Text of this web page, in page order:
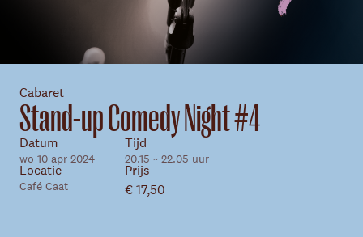
Skip navigatie
Cabaret
Stand-up Comedy Night #4
Datum
wo 10 apr 2024
Tijd
20.15 ~ 22.05 uur
Locatie
Café Caat
Prijs
€ 17,50